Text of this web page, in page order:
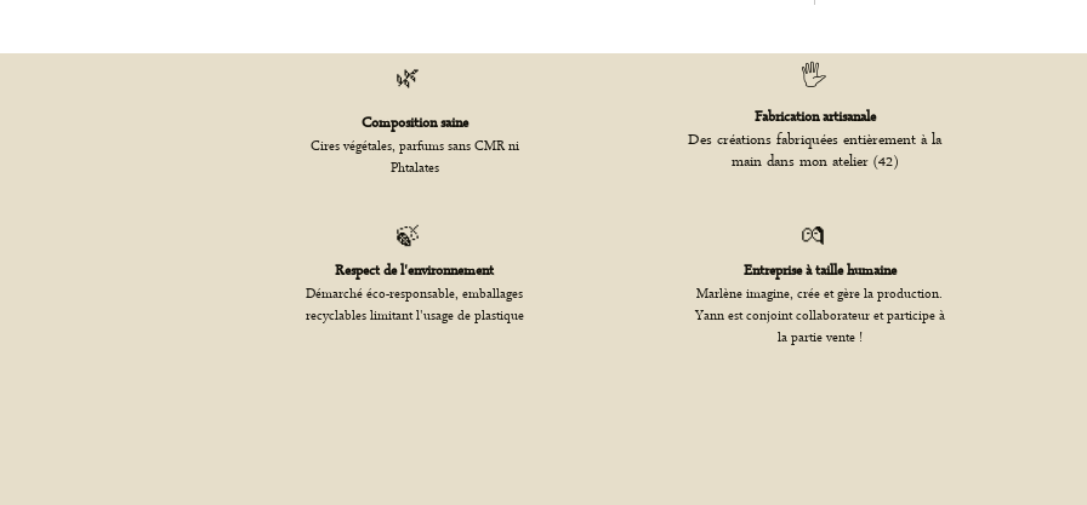
🌿 🖐️
Composition saine
Cires végétales, parfums sans CMR ni
Phtalates
Fabrication artisanale
Des créations fabriquées entièrement à la
main dans mon atelier (42)
🍃 💏
Respect de l'environnement
Démarché éco-responsable, emballages
recyclables limitant l'usage de plastique
Entreprise à taille humaine
Marlène imagine, crée et gère la production.
Yann est conjoint collaborateur et participe à
la partie vente !